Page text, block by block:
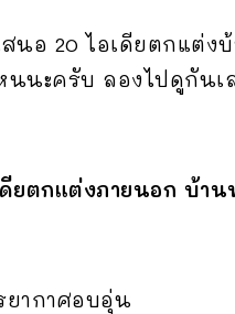
นอ 20 ไอเดียตกแต่
นนะครับ ลองไปดูกันเ
ดียตกแต่งภายนอก บ้า
ยากาศอบอุ่น